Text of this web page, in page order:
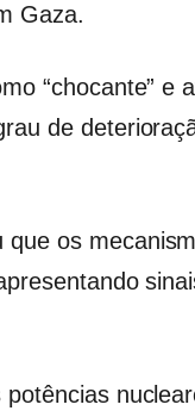
Gaza.
“chocante” e
de
os